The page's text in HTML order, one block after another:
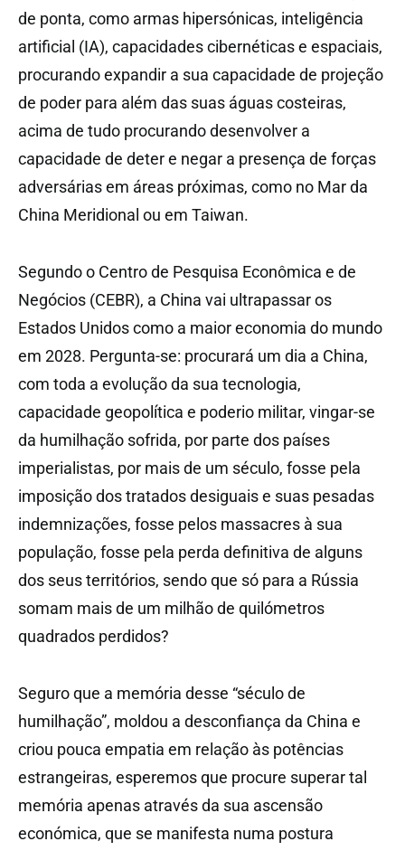
de ponta, como armas hipersónicas, inteligência
artificial (IA), capacidades cibernéticas e espaciais,
procurando expandir a sua capacidade de projeção
de poder para além das suas águas costeiras,
acima de tudo procurando desenvolver a
capacidade de deter e negar a presença de forças
adversárias em áreas próximas, como no Mar da
China Meridional ou em Taiwan.
Segundo o Centro de Pesquisa Econômica e de
Negócios (CEBR), a China vai ultrapassar os
Estados Unidos como a maior economia do mundo
em 2028. Pergunta-se: procurará um dia a China,
com toda a evolução da sua tecnologia,
capacidade geopolítica e poderio militar, vingar-se
da humilhação sofrida, por parte dos países
imperialistas, por mais de um século, fosse pela
imposição dos tratados desiguais e suas pesadas
indemnizações, fosse pelos massacres à sua
população, fosse pela perda definitiva de alguns
dos seus territórios, sendo que só para a Rússia
somam mais de um milhão de quilómetros
quadrados perdidos?
Seguro que a memória desse “século de
humilhação”, moldou a desconfiança da China e
criou pouca empatia em relação às potências
estrangeiras, esperemos que procure superar tal
memória apenas através da sua ascensão
económica, que se manifesta numa postura